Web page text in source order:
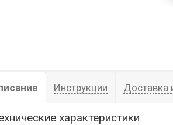
Инструкции Доставка
характеристики